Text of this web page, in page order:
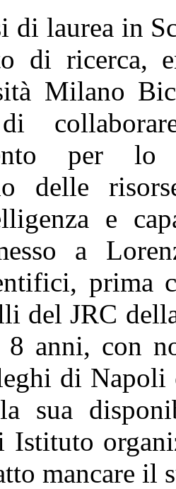
di laurea in
di ricerca,
Milano
di
per
delle
e
a
prima
del JRC
anni, con
di Napoli
la sua
Istituto
mancare il